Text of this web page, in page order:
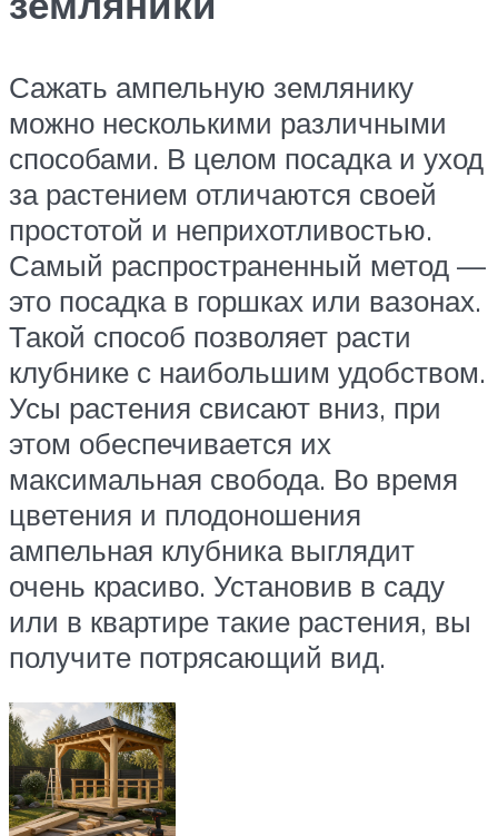
Сажать ампельную землянику
можно несколькими различными
способами. В целом посадка и уход
за растением отличаются своей
простотой и неприхотливостью.
Самый распространенный метод —
это посадка в горшках или вазонах.
Такой способ позволяет расти
клубнике с наибольшим удобством.
Усы растения свисают вниз, при
этом обеспечивается их
максимальная свобода. Во время
цветения и плодоношения
ампельная клубника выглядит
очень красиво. Установив в саду
или в квартире такие растения, вы
получите потрясающий вид.